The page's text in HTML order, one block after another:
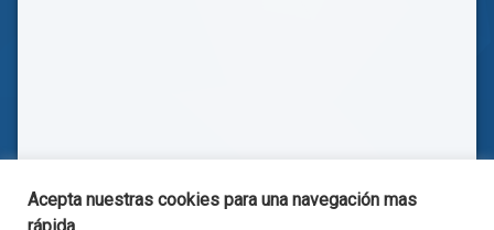
Acepta nuestras cookies para una navegación mas